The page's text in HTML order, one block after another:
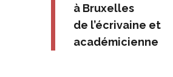
à Bruxelles
de l’écrivaine et
académicienne